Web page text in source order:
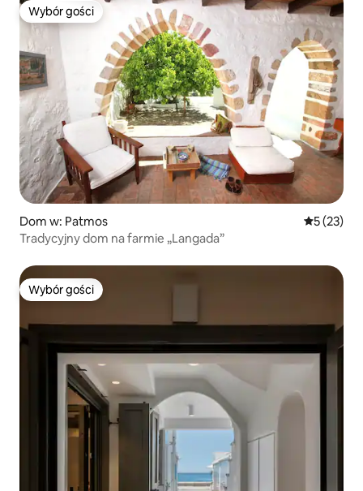
Wybór gości
Wybór gości
Dom w: Patmos Średnia
5 (23)
Tradycyjny dom na farmie „Langada”
Wybór gości
Wybór gości